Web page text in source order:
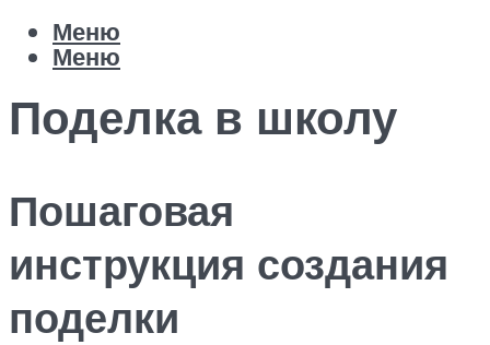
Меню
Меню
Поделка в школу
Пошаговая
инструкция создания
поделки